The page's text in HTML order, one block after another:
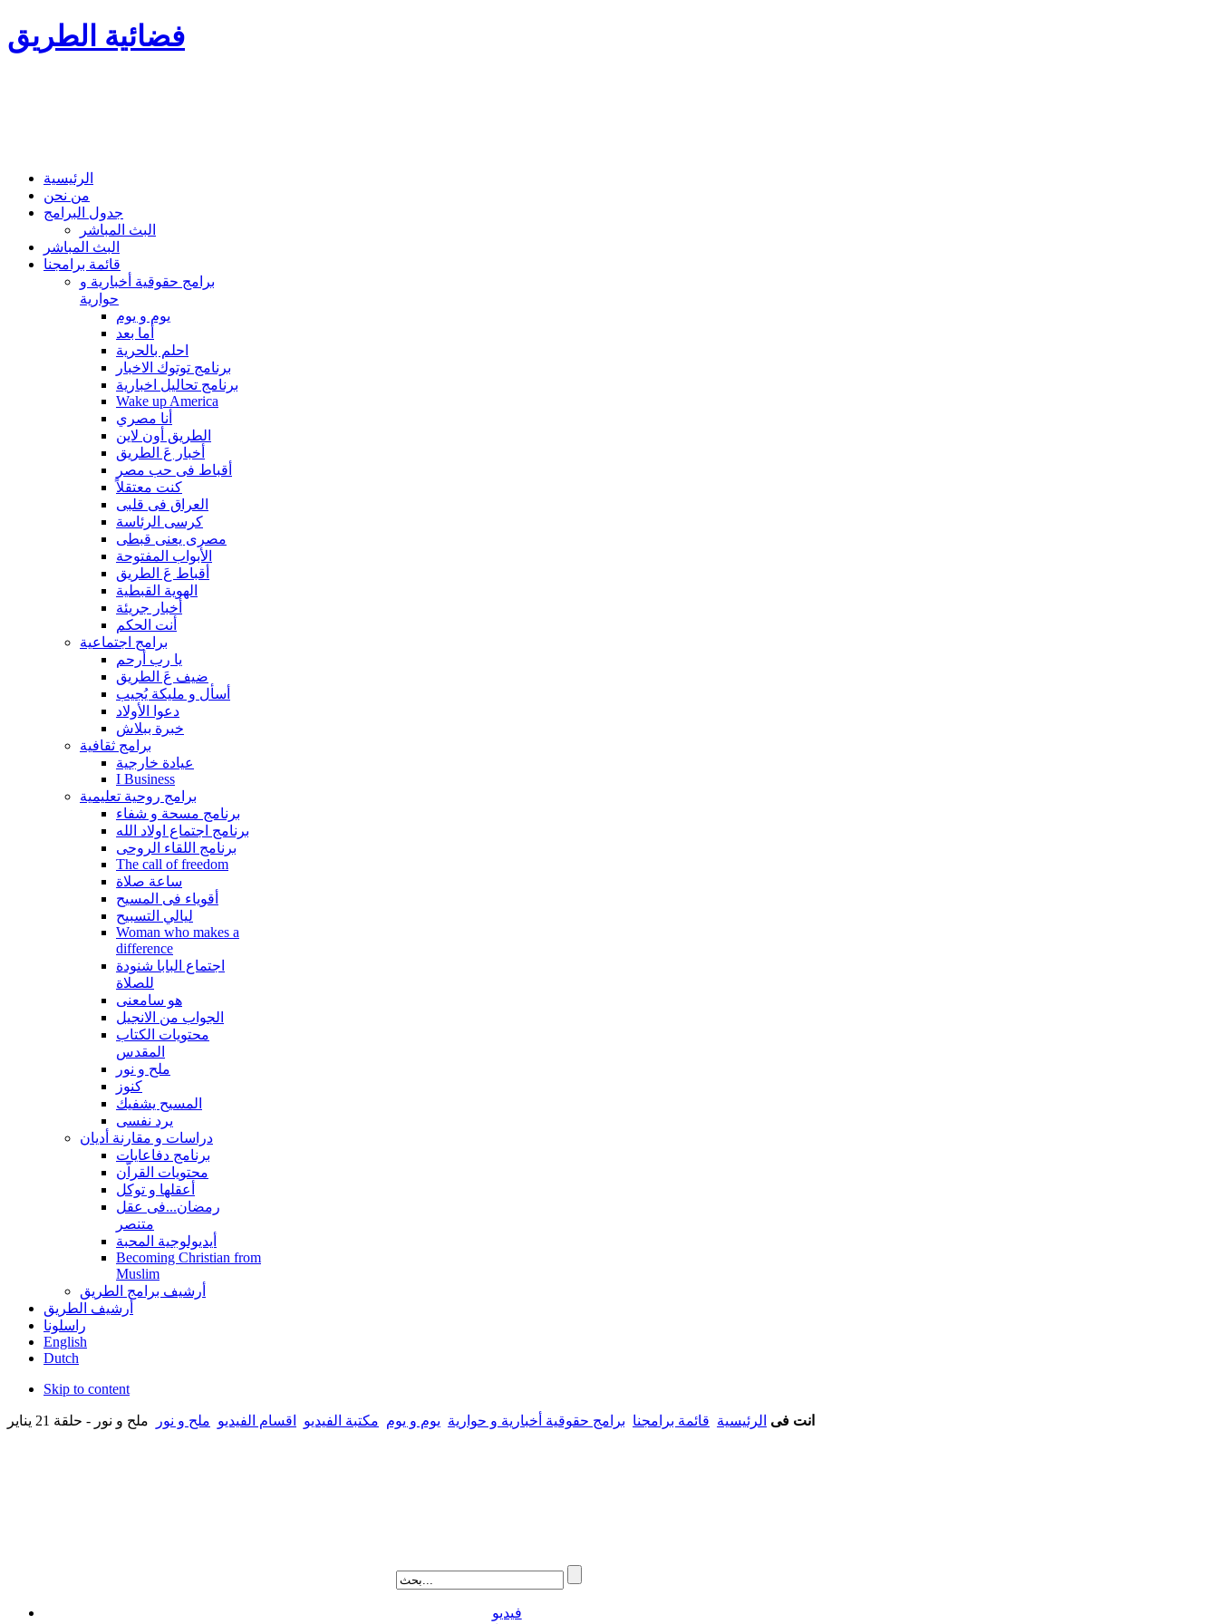
فضائية الطريق
الرئيسية
من نحن
جدول البرامج
البث المباشر
البث المباشر
قائمة برامجنا
برامج حقوقية أخبارية و
حوارية
يوم و يوم
أما بعد
احلم بالحرية
برنامج توتوك الاخبار
برنامج تحاليل اخبارية
Wake up America
أنا مصري
الطريق أون لاين
أخبار عَ الطريق
أقباط فى حب مصر
كنت معتقلاً
العراق فى قلبى
كرسى الرئاسة
مصرى يعنى قبطى
الأبواب المفتوحة
أقباط عَ الطريق
الهوية القبطية
أخبار جريئة
أنت الحكم
برامج اجتماعية
يا رب أرحم
ضيف عَ الطريق
أسأل و مليكة يُجيب
دعوا الأولاد
خبرة ببلاش
برامج ثقافية
عيادة خارجية
I Business
برامج روحية تعليمية
برنامج مسحة و شفاء
برنامج اجتماع اولاد الله
برنامج اللقاء الروحى
The call of freedom
ساعة صلاة
أقوياء فى المسيح
ليالي التسبيح
Woman who makes a
difference
اجتماع البابا شنودة
للصلاة
هو سامعنى
الجواب من الانجيل
محتويات الكتاب
المقدس
ملح و نور
كنوز
المسيح يشفيك
يرد نفسى
دراسات و مقارنة أديان
برنامج دفاعايات
محتويات القراّن
أعقلها و توكل
رمضان...فى عقل
متنصر
أيديولوجية المحبة
Becoming Christian from
Muslim
أرشيف برامج الطريق
أرشيف الطريق
راسلونا
English
Dutch
Skip to content
انت فى الرئيسية قائمة برامجنا برامج حقوقية أخبارية و حوارية يوم و يوم مكتبة الفيديو اقسام الفيديو ملح و نور ملح و نور - حلقة 21 يناير
فيديو